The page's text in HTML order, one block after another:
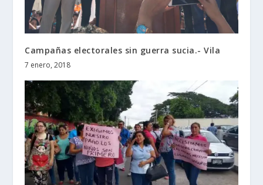
Campañas electorales sin guerra sucia.- Vila
7 enero, 2018